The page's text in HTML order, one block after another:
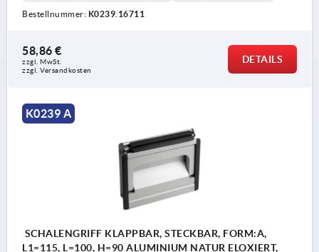
Bestellnummer: K0239.16711
58,86 €
zzgl. MwSt.
zzgl. Versandkosten
DETAILS
K0239 A
SCHALENGRIFF KLAPPBAR, STECKBAR, FORM:A,
L1=115, L=100, H=90 ALUMINIUM NATUR ELOXIERT,